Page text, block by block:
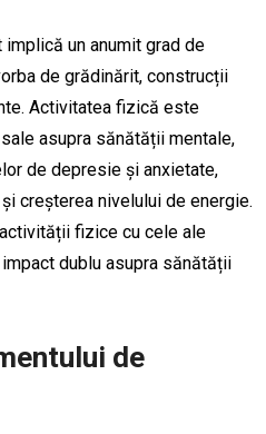
un anumit grad de
de grădinărit, construcții
Activitatea fizică este
asupra sănătății mentale,
de depresie și anxietate,
creșterea nivelului de energie.
fizice cu cele ale
dublu asupra sănătății
de